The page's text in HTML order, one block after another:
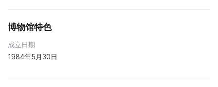
博物馆特色
成立日期
1984年5月30日